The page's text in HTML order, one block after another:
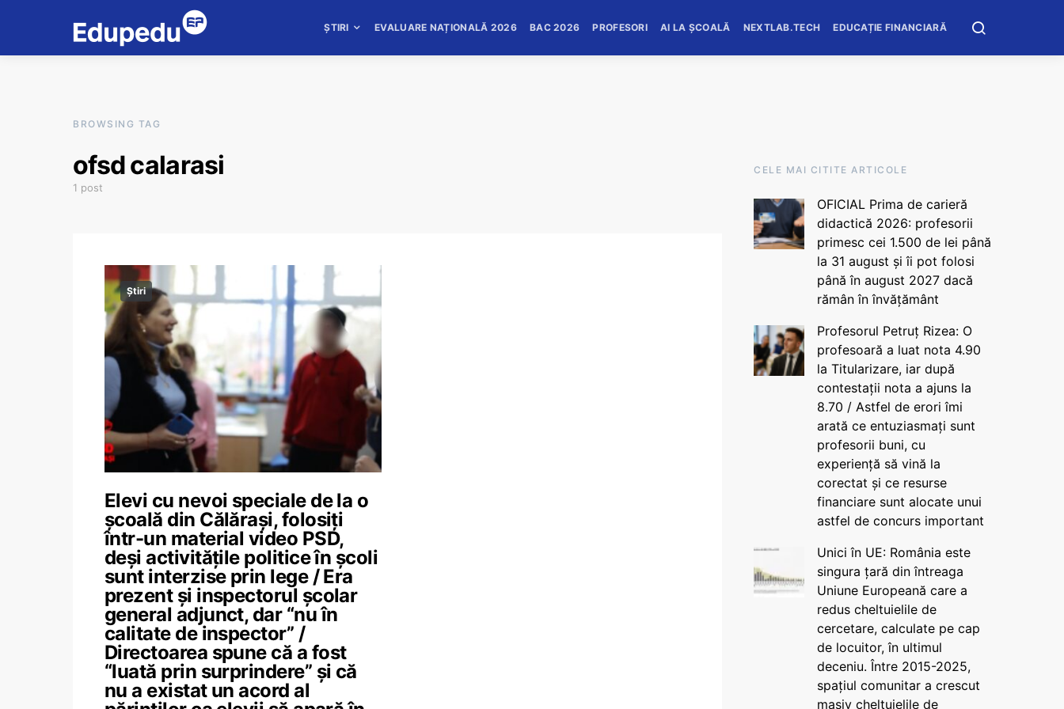
ȘTIRI EVALUARE NAȚIONALĂ 2026 BAC 2026 PROFESORI AI LA ȘCOALĂ NEXTLAB.TECH EDUCAȚIE FINANCIARĂ
BROWSING TAG
ofsd calarasi
1 post
Știri
Elevi cu nevoi speciale de la o
școală din Călărași, folosiți
într-un material video PSD,
deși activitățile politice în școli
sunt interzise prin lege / Era
prezent și inspectorul școlar
general adjunct, dar “nu în
calitate de inspector” /
Directoarea spune că a fost
“luată prin surprindere” și că
nu a existat un acord al
CELE MAI CITITE ARTICOLE
OFICIAL Prima de carieră
didactică 2026: profesorii
primesc cei 1.500 de lei până
la 31 august și îi pot folosi
până în august 2027 dacă
rămân în învățământ
Profesorul Petruț Rizea: O
profesoară a luat nota 4.90
la Titularizare, iar după
contestații nota a ajuns la
8.70 / Astfel de erori îmi
arată ce entuziasmați sunt
profesorii buni, cu
experiență să vină la
corectat și ce resurse
financiare sunt alocate unui
astfel de concurs important
Unici în UE: România este
singura țară din întreaga
Uniune Europeană care a
redus cheltuielile de
cercetare, calculate pe cap
de locuitor, în ultimul
deceniu. Între 2015-2025,
spațiul comunitar a crescut
masiv cheltuielile de